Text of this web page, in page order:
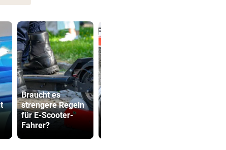
Braucht es
strengere Regeln
für E-Scooter-
Fahrer?